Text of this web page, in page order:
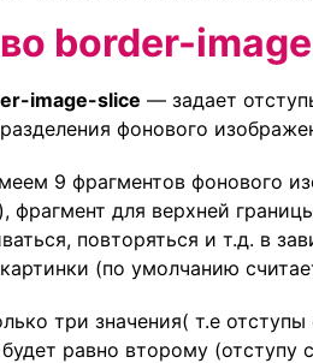
border-
image-slice — задает
фонового
9 фрагментов фонового
фрагмент для верхней
повторяться и т.д. в
(по умолчанию
три значения( т.е
равно второму (отступу